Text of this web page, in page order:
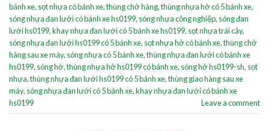
bánh xe, sọt nhựa có bánh xe,thùng chở hàng,thùng nhựa hở có 5 bánh xe,
sóng nhựa đan lưới có bánh xe hs0199, sóng nhựa công nghiệp, sóng đan
lưới hs0199,khay nhựa đan lưới có 5 bánh xe hs0199, sọt nhựa trái cây,
sóng nhựa đan lưới hs0199 có 5 bánh xe, sọt nhựa hở có bánh xe,thùng chở
hàng sau xe máy, sóng nhựa có 5 bánh xe,thùng nhựa đan lưới có bánh xe
hs0199, sóng hở,thùng nhựa hở hs0199 có bánh xe, sóng hở hs0199-sh, sọt
nhựa,thùng nhựa đan lưới hs0199 có 5 bánh xe,thùng giao hàng sau xe
máy, sóng nhựa đan lưới có 5 bánh xe,khay nhựa đan lưới có bánh xe
hs0199
Leave a comment